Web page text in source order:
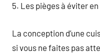
5. Les pièges à éviter
La conception d’une
si vous ne faites pas